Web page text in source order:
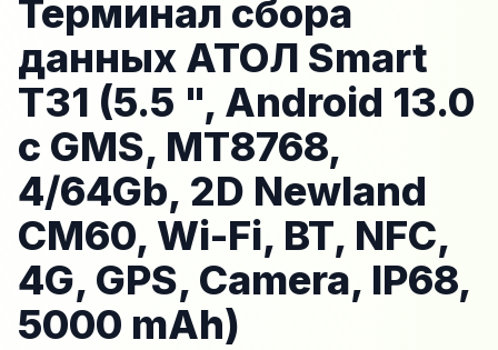
Терминал сбора
данных АТОЛ Smart
T31 (5.5 ", Android 13.0
с GMS, MT8768,
4/64Gb, 2D Newland
CM60, Wi-Fi, BT, NFC,
4G, GPS, Camera, IP68,
5000 mAh)